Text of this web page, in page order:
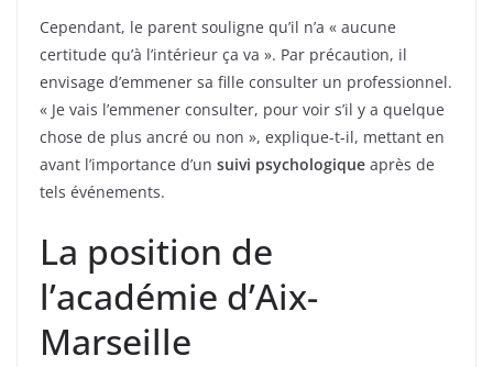
Cependant, le parent souligne qu’il n’a « aucune
certitude qu’à l’intérieur ça va ». Par précaution, il
envisage d’emmener sa fille consulter un professionnel.
« Je vais l’emmener consulter, pour voir s’il y a quelque
chose de plus ancré ou non », explique-t-il, mettant en
avant l’importance d’un suivi psychologique après de
tels événements.
La position de
l’académie d’Aix-
Marseille